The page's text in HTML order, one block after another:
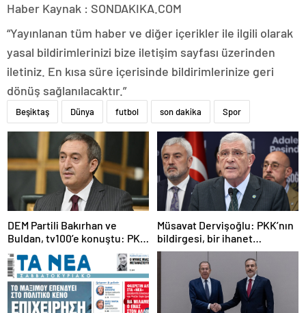
Haber Kaynak : SONDAKIKA.COM
“Yayınlanan tüm haber ve diğer içerikler ile ilgili olarak
yasal bildirimlerinizi bize iletişim sayfası üzerinden
iletiniz. En kısa süre içerisinde bildirimlerinize geri
dönüş sağlanılacaktır.”
Beşiktaş Dünya futbol son dakika Spor
DEM Partili Bakırhan ve
Buldan, tv100’e konuştu: PKK
ne zaman kendini feshedecek
Müsavat Dervişoğlu: PKK’nın
bildirgesi, bir ihanet
açıklamasıdır